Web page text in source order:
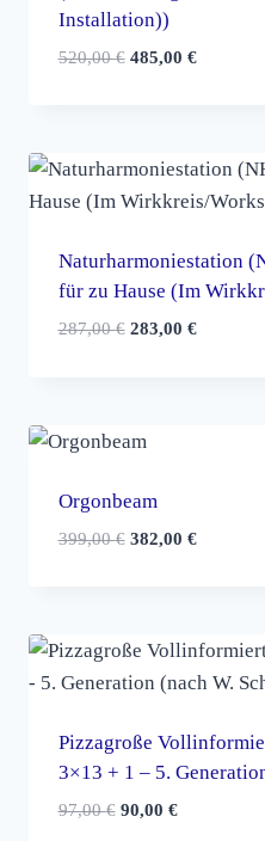
Installation))
520,00€ Ursprünglicher
485,00 €Aktueller
Naturharmoniestation
für zu Hause (Im
287,00€ Ursprünglicher
283,00 €Aktueller
Orgonbeam
399,00€ Ursprünglicher
382,00 €Aktueller
Pizzagroße
3×13 + 1 – 5.
97,00€ Ursprünglicher
90,00 €Aktueller